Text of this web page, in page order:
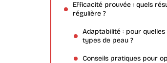
Efficacité prouvée : quels
régulière ?
Adaptabilité : pour
types de peau ?
Conseils pratiques pour